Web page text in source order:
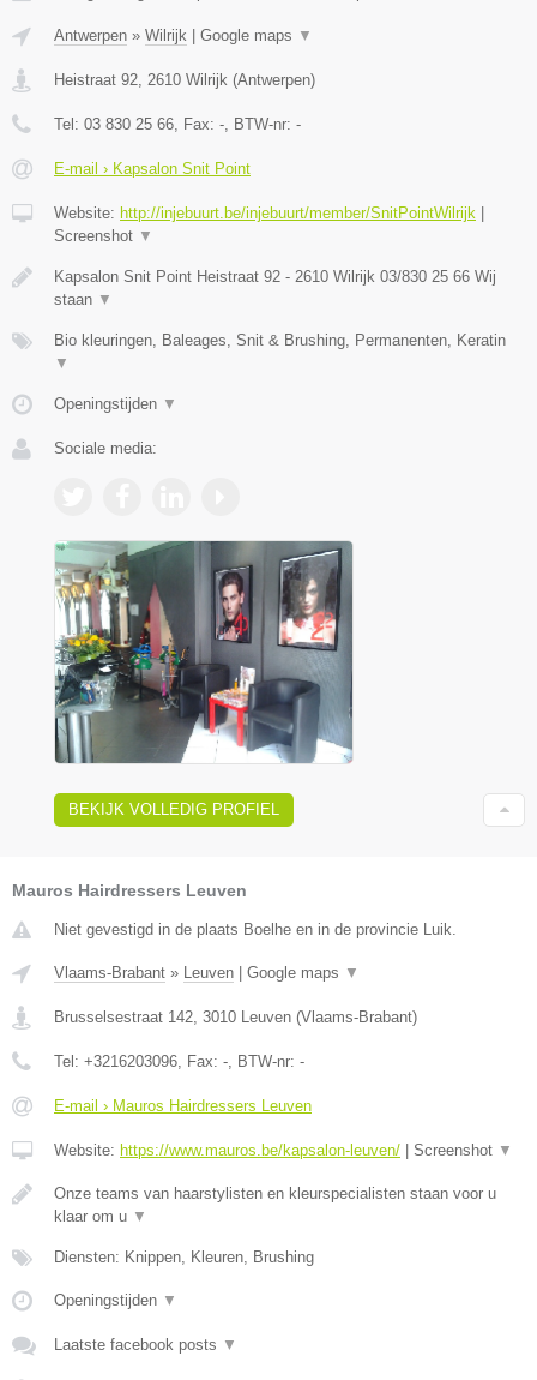
Antwerpen » Wilrijk | Google maps ▼
Heistraat 92 2610 Wilrijk (Antwerpen)
Tel: 03 830 25 66 , Fax: - , BTW-nr: -
E-mail › Kapsalon Snit Point
Website: http://injebuurt.be/injebuurt/member/SnitPointWilrijk |
Screenshot ▼
Kapsalon Snit Point Heistraat 92 - 2610 Wilrijk 03/830 25 66 Wij
staan ▼
Bio kleuringen, Baleages, Snit & Brushing, Permanenten, Keratin
▼
Openingstijden ▼
Sociale media:
BEKIJK VOLLEDIG PROFIEL
Mauros Hairdressers Leuven
Niet gevestigd in de plaats Boelhe en in de provincie Luik.
Vlaams-Brabant » Leuven Google maps ▼
Brusselsestraat 142, 3010 Leuven (Vlaams-Brabant)
Tel: +3216203096, Fax: -, BTW-nr: -
E-mail › Mauros Hairdressers Leuven
Website: https://www.mauros.be/kapsalon-leuven/ Screenshot ▼
Onze teams van haarstylisten en kleurspecialisten staan voor u
klaar om u ▼
Diensten: Knippen, Kleuren, Brushing
Openingstijden ▼
Laatste facebook posts ▼